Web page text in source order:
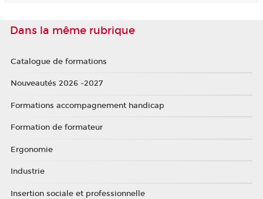
Dans la même rubrique
Catalogue de formations
Nouveautés 2026 -2027
Formations accompagnement handicap
Formation de formateur
Ergonomie
Industrie
Insertion sociale et professionnelle